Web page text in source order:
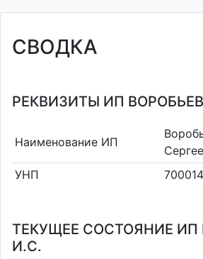
СВОДКА
РЕКВИЗИТЫ ИП
Наименование ИП
УНП
ТЕКУЩЕЕ СОСТОЯНИЕ ИП
И.С.